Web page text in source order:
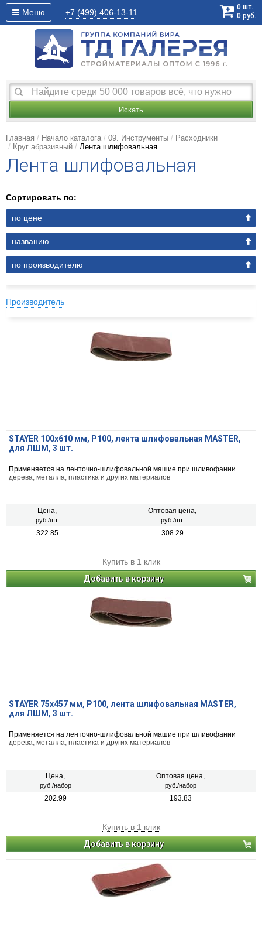
Меню +7 (499) 406-13-11
0 шт.
0 руб.
Искать
Главная Начало каталога 09. Инструменты
Расходники
Круг абразивный
Лента шлифовальная
Лента шлифовальная
Сортировать по:
по цене
названию
по производителю
Производитель
STAYER 100х610 мм, P100, лента шлифовальная MASTER,
для ЛШМ, 3 шт.
Применяется на ленточно-шлифовальной машие при шливофании
дерева, металла, пластика и других материалов
Цена,
руб./шт.
Оптовая цена,
руб./шт.
322.85 308.29
Купить в 1 клик
Добавить в корзину
STAYER 75х457 мм, P100, лента шлифовальная MASTER,
для ЛШМ, 3 шт.
Применяется на ленточно-шлифовальной машие при шливофании
дерева, металла, пластика и других материалов
Цена,
руб./набор
Оптовая цена,
руб./набор
202.99 193.83
Купить в 1 клик
Добавить в корзину